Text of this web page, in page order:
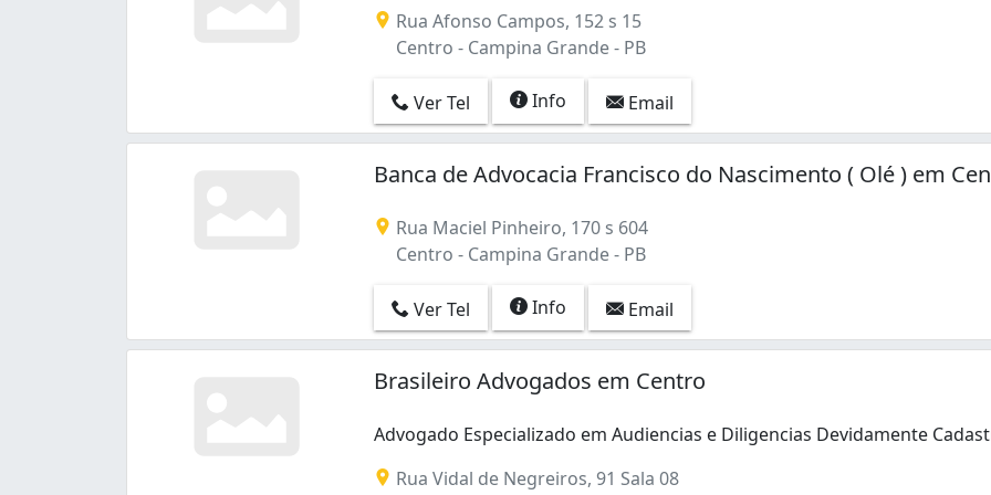
Rua Afonso Campos, 152 s 15
Centro - Campina Grande - PB
Ver Tel Info Email
Banca de Advocacia Francisco do Nascimento ( Olé ) em
Rua Maciel Pinheiro, 170 s 604
Centro - Campina Grande - PB
Ver Tel Info Email
Brasileiro Advogados em Centro
Advogado Especializado em Audiencias e Diligencias Devidamente
Rua Vidal de Negreiros, 91 Sala 08